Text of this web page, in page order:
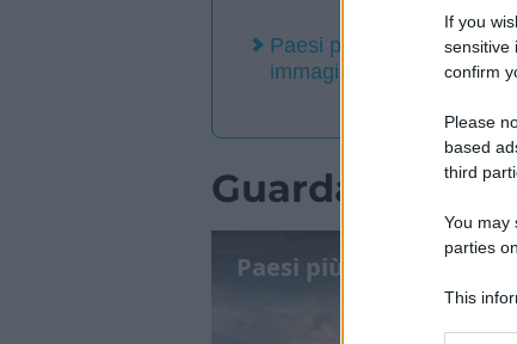
If you
sensitive
confirm
Please
based
third
You may
parties
This
Paesi più visitati al
immagini
Guarda il video
Paesi più visitati al